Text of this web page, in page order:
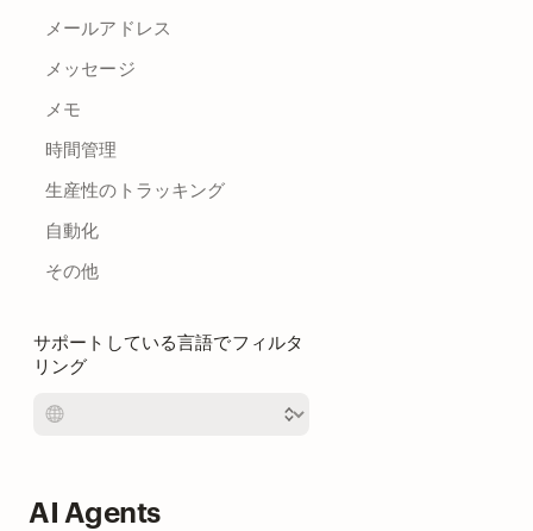
メールアドレス
メッセージ
メモ
時間管理
生産性のトラッキング
自動化
その他
サポートしている言語でフィルタ
リング
AI Agents